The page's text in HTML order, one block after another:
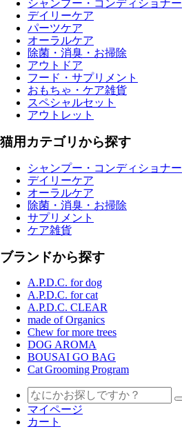
シャンプー・コンディショナー
デイリーケア
パーツケア
オーラルケア
除菌・消臭・お掃除
アウトドア
フード・サプリメント
おもちゃ・ケア雑貨
スペシャルセット
アウトレット
猫用カテゴリから探す
シャンプー・コンディショナー
デイリーケア
オーラルケア
除菌・消臭・お掃除
サプリメント
ケア雑貨
ブランドから探す
A.P.D.C. for dog
A.P.D.C. for cat
A.P.D.C. CLEAR
made of Organics
Chew for more trees
DOG AROMA
BOUSAI GO BAG
Cat Grooming Program
マイページ
カート